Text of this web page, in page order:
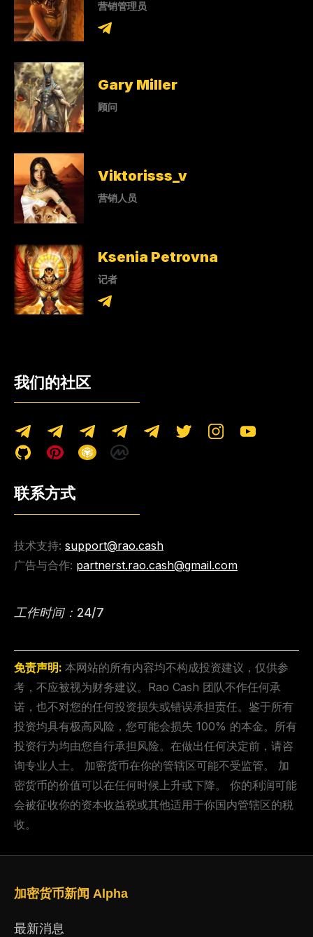
营销管理员
Gary Miller
顾问
Viktorisss_v
营销人员
Ksenia Petrovna
记者
我们的社区
联系方式
技术支持: support@rao.cash
广告与合作: partnerst.rao.cash@gmail.com
工作时间：24/7
免责声明: 本网站的所有内容均不构成投资建议，仅供参
考，不应被视为财务建议。Rao Cash 团队不作任何承
诺，也不对您的任何投资损失或错误承担责任。鉴于所有
投资均具有极高风险，您可能会损失 100% 的本金。所有
投资行为均由您自行承担风险。在做出任何决定前，请咨
询专业人士。 加密货币在你的管辖区可能不受监管。 加
密货币的价值可以在任何时候上升或下降。 你的利润可能
会被征收你的资本收益税或其他适用于你国内管辖区的税
收。
加密货币新闻 Alpha
最新消息